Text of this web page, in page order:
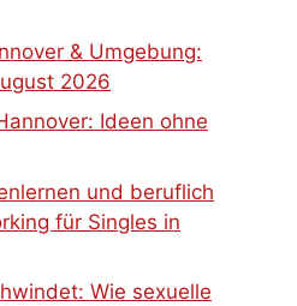
& Umgebung:
2026
Ideen ohne
und beruflich
für Singles in
Wie sexuelle